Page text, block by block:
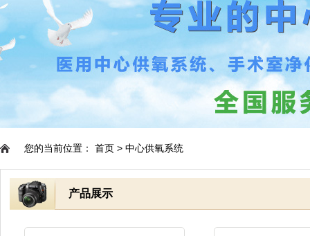
您的当前位置： 首页 > 中心供氧系统
产品展示